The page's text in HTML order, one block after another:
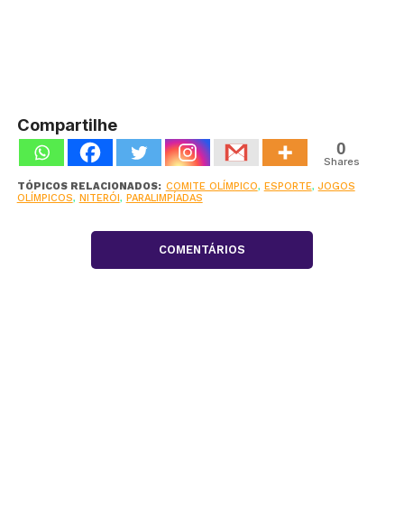
Compartilhe
0
Shares
TÓPICOS RELACIONADOS: COMITE OLÍMPICO, ESPORTE, JOGOS
OLÍMPICOS, NITERÓI, PARALIMPÍADAS
COMENTÁRIOS